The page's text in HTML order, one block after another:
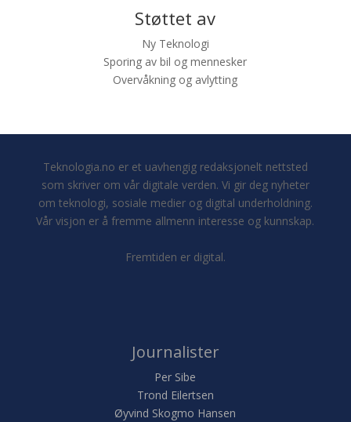
Støttet av
Ny Teknologi
Sporing av bil og mennesker
Overvåkning og avlytting
Teknologia.no er et uavhengig redaksjonelt nettsted
som skriver om vår digitale verden. Vi gir deg nyheter
om teknologi, sosiale medier og digital underholdning.
Vår visjon er å fremme allmenn interesse og kunnskap.
Fremtiden er digital.
Journalister
Per Sibe
Trond Eilertsen
Øyvind Skogmo Hansen